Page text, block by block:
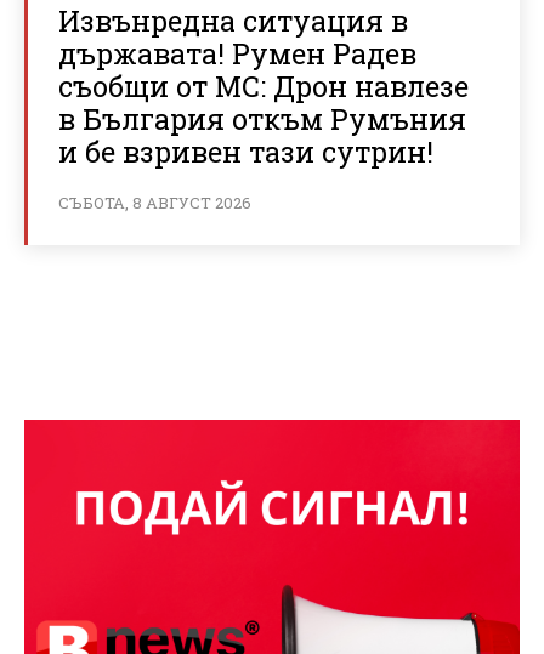
Извънредна ситуация в
държавата! Румен Радев
съобщи от МС: Дрон навлезе
в България откъм Румъния
и бе взривен тази сутрин!
СЪБОТА, 8 АВГУСТ 2026